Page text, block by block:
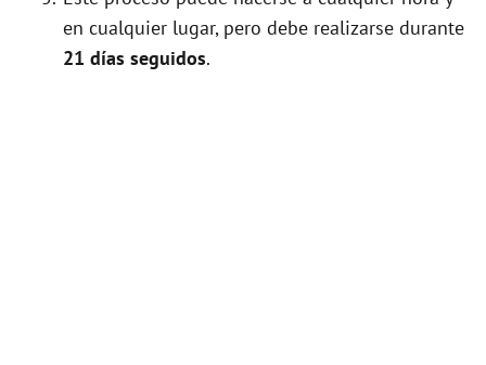
en cualquier lugar, pero debe realizarse durante
21 días seguidos.